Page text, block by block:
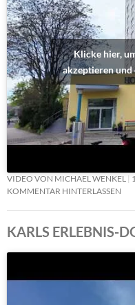
Klicke hier,
akzeptieren und
VIDEO VON MICHAEL WENKEL
KOMMENTAR HINTERLASSEN
KARLS ERLEBNIS-